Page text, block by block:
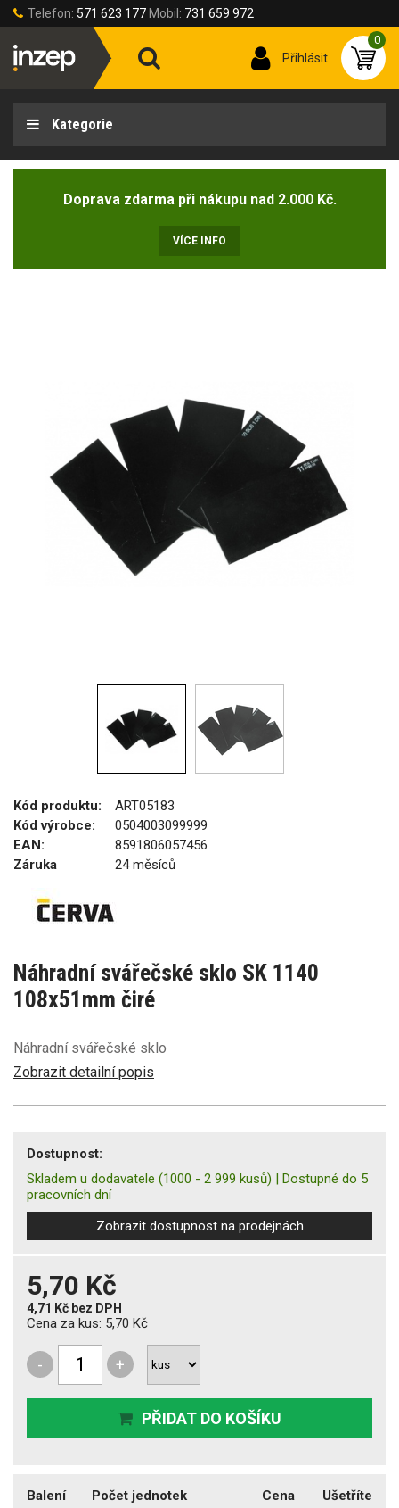
Telefon: 571 623 177 Mobil: 731 659 972
Přihlásit
0
Kategorie
Doprava zdarma při nákupu nad 2.000 Kč.
VÍCE INFO
Kód produktu:
ART05183
Kód výrobce:
0504003099999
EAN:
8591806057456
Záruka
24 měsíců
Náhradní svářečské sklo SK 1140
108x51mm čiré
Náhradní svářečské sklo
Zobrazit detailní popis
Dostupnost:
Skladem u dodavatele (1000 - 2 999 kusů) | Dostupné do 5
pracovních dní
Zobrazit dostupnost na prodejnách
5,70 Kč
4,71 Kč bez DPH
Cena za kus: 5,70 Kč
- +
PŘIDAT DO KOŠÍKU
Balení Počet jednotek Cena
Ušetříte